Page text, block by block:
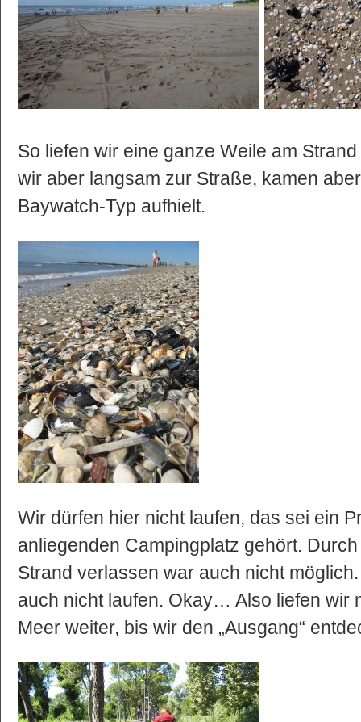
So liefen wir eine ganze Weile am
wir aber langsam zur Straße, kamen
Baywatch-Typ aufhielt.
Wir dürfen hier nicht laufen, das sei ein
anliegenden Campingplatz gehört.
Strand verlassen war auch nicht
auch nicht laufen. Okay… Also liefen wir
Meer weiter, bis wir den „Ausgang“